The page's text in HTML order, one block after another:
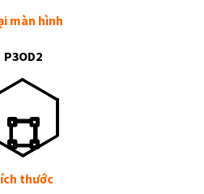
màn hình
P3OD2
thước